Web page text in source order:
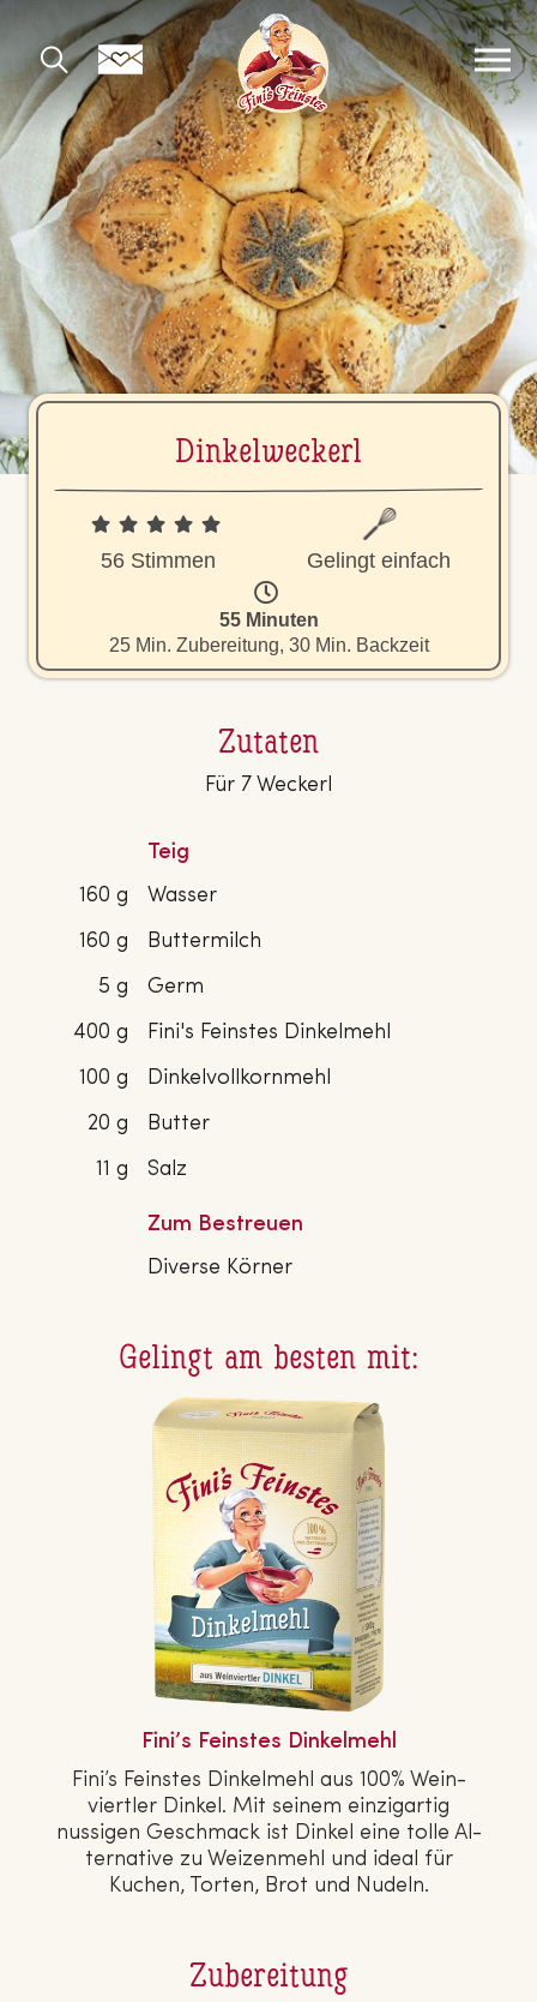
Din­kel­we­ckerl
56 Stimmen Gelingt einfach
55 Minuten
25 Min. Zubereitung, 30 Min. Backzeit
Zubereitung
Zutaten
Für 7 Weckerl
Teig
160 g
Wasser
160 g
Buttermilch
5 g
Germ
400 g
Fini's Feinstes Dinkelmehl
100 g
Dinkelvollkornmehl
20 g
Butter
11 g
Salz
Zum Bestreuen
Diverse Körner
Gelingt am besten mit:
Fini’s Feinstes Din­kel­mehl
Fini’s Feinstes Din­kel­mehl aus 100% Wein­
viert­ler Dinkel. Mit seinem ein­zig­ar­tig
nussigen Geschmack ist Dinkel eine tolle Al­
ter­na­ti­ve zu Wei­zen­mehl und ideal für
Kuchen, Torten, Brot und Nudeln.